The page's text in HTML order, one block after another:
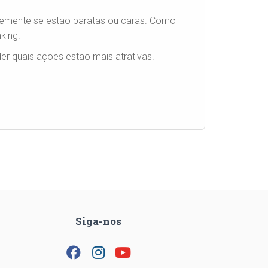
se estão baratas ou caras. Como
quais ações estão mais atrativas.
Siga-nos